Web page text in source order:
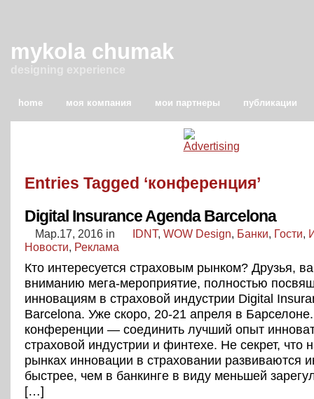
mykola chumak
home моя компания мои партнеры публикации
Entries Tagged ‘конференция’
Digital Insurance Agenda Barcelona
Мар.17, 2016 in IDNT, WOW Design, Банки, Гости,
Новости, Реклама
Кто интересуется страховым рынком? Друзья,
вниманию мега-мероприятие, полностью
инновациям в страховой индустрии Digital
Barcelona. Уже скоро, 20-21 апреля в
конференции — соединить лучший опыт
страховой индустрии и финтехе. Не секрет, что
рынках инновации в страховании развиваются
быстрее, чем в банкинге в виду меньшей
[…]